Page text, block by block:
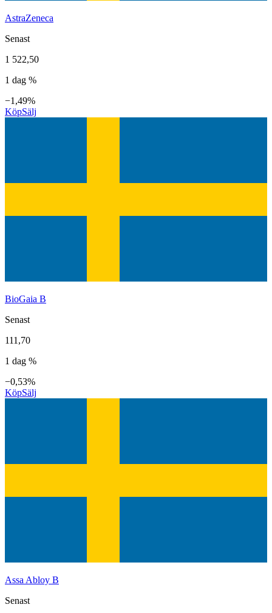
AstraZeneca
Senast
1 522,50
1 dag %
−1,49%
KöpSälj
BioGaia B
Senast
111,70
1 dag %
−0,53%
KöpSälj
Assa Abloy B
Senast